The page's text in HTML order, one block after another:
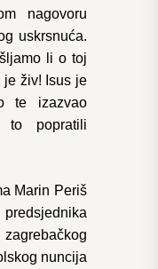
nagovoru
uskrsnuća.
li o toj
je živ! Isus je
te izazvao
to popratili
Marin Periš
nuncija